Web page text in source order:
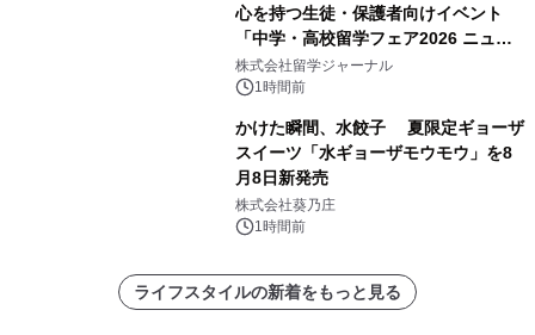
心を持つ生徒・保護者向けイベント
「中学・高校留学フェア2026 ニュー
ジーランド＆オーストラリア」を
9/12(土)に開催
株式会社留学ジャーナル
1時間前
かけた瞬間、水餃子 夏限定ギョーザ
スイーツ「水ギョーザモウモウ」を8
月8日新発売
株式会社葵乃庄
1時間前
ライフスタイルの新着をもっと見る